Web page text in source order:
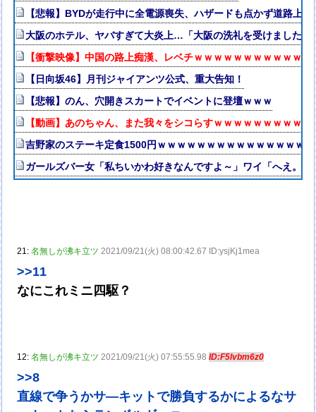
【悲報】BYDが走行中に全電源喪失、ハザードも点かず道路
大阪のホテル、ヤバすぎて大炎上…「大阪の洗礼を受けました」
【衝撃映像】中国の路上痴漢、レベチｗｗｗｗｗｗｗｗｗｗｗ
【日向坂46】月刊ジャイアンツ公式、重大告知！
【悲報】のん、穴開きスカートでイベントに登壇ｗｗｗ
【動画】あのちゃん、また我々をシコらすｗｗｗｗｗｗｗｗｗ
吉野家のステーキ定食1500円ｗｗｗｗｗｗｗｗｗｗｗｗｗｗｗ
ガールズバー女「私ちいかわ好きなんですよ～」ワイ「へえ。
21:名無しが沸キ立ツ 2021/09/21(火) 08:00:42.67 ID:ysjKj1mea
>>11
なにこれミニ四駆？
12:名無しが沸キ立ツ 2021/09/21(火) 07:55:55.98ID:F5lvbm6z0
>>8
直線で争うかサ―キットで勝負するかによるなサ